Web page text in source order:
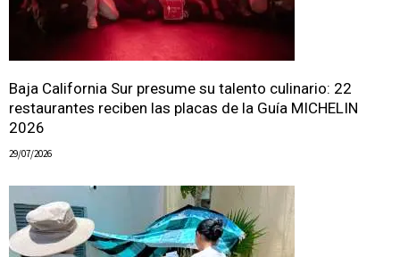
Baja California Sur presume su talento culinario: 22
restaurantes reciben las placas de la Guía MICHELIN
2026
29/07/2026